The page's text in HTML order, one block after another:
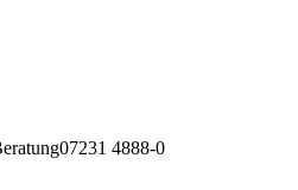
07231 4888-0